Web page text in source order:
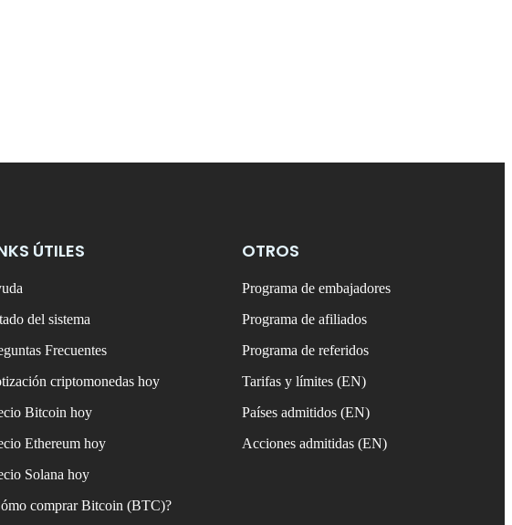
ÚTILES
del sistema
Frecuentes
criptomonedas hoy
Bitcoin hoy
Ethereum hoy
Solana hoy
comprar Bitcoin (BTC)?
OTROS
Programa de embajadores
Programa de afiliados
Programa de referidos
Tarifas y límites (EN)
Países admitidos (EN)
Acciones admitidas (EN)